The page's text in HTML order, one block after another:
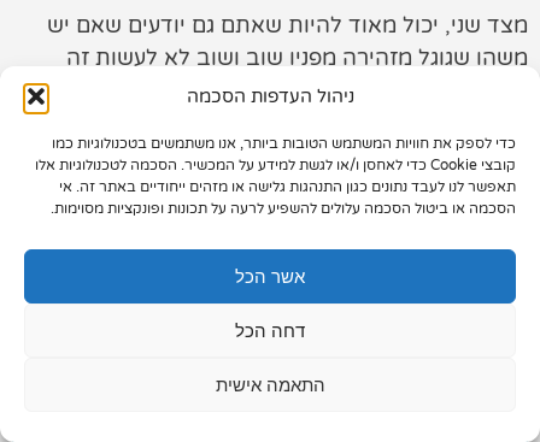
ניהול העדפות הסכמה
כדי לספק את חוויות המשתמש הטובות ביותר, אנו משתמשים בטכנולוגיות כמו
קובצי Cookie כדי לאחסן ו/או לגשת למידע על המכשיר. הסכמה לטכנולוגיות אלו
תאפשר לנו לעבד נתונים כגון התנהגות גלישה או מזהים ייחודיים באתר זה. אי
הסכמה או ביטול הסכמה עלולים להשפיע לרעה על תכונות ופונקציות מסוימות.
אשר הכל
דחה הכל
התאמה אישית
073-7028000
הפלד 7, חולון
info@extra.co.il
מצד שני, יכול מאוד להיות שאתם גם יודעים שאם יש
משהו שגוגל מזהירה מפניו שוב ושוב לא לעשות זה
להשתמש בקישורים שנרכשו תמורת כסף בצורה ישירה